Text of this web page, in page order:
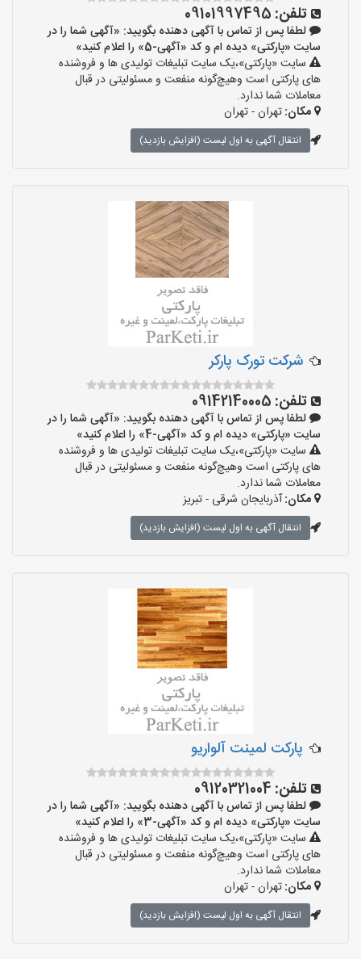
تلفن: 09101997495
لطفا پس از تماس با آگهی دهنده بگویید: «آگهی شما را در
سایت «پارکتی» دیده ام و کد «آگهی-5» را اعلام کنید»
سایت «پارکتی»،یک سایت تبلیغات تولیدی ها و فروشنده
های پارکتی است وهیچ‌گونه منفعت و مسئولیتی در قبال
معاملات شما ندارد.
مکان:تهران - تهران
انتقال آگهی به اول لیست (افزایش بازدید)
شرکت تورک پارکر
تلفن: 09142140005
لطفا پس از تماس با آگهی دهنده بگویید: «آگهی شما را در
سایت «پارکتی» دیده ام و کد «آگهی-4» را اعلام کنید»
سایت «پارکتی»،یک سایت تبلیغات تولیدی ها و فروشنده
های پارکتی است وهیچ‌گونه منفعت و مسئولیتی در قبال
معاملات شما ندارد.
مکان:آذربایجان شرقی - تبریز
انتقال آگهی به اول لیست (افزایش بازدید)
پارکت لمینت آلواریو
تلفن: 09120321004
لطفا پس از تماس با آگهی دهنده بگویید: «آگهی شما را در
سایت «پارکتی» دیده ام و کد «آگهی-3» را اعلام کنید»
سایت «پارکتی»،یک سایت تبلیغات تولیدی ها و فروشنده
های پارکتی است وهیچ‌گونه منفعت و مسئولیتی در قبال
معاملات شما ندارد.
مکان:تهران - تهران
انتقال آگهی به اول لیست (افزایش بازدید)